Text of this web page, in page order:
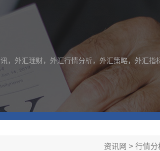
，外汇理财，外汇行情分析，外汇策略，外汇指
资讯网 > 行情分